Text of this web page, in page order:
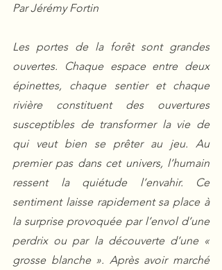
Par Jérémy Fortin
Les portes de la forêt sont grandes
ouvertes. Chaque espace entre deux
épinettes, chaque sentier et chaque
rivière constituent des ouvertures
susceptibles de transformer la vie de
qui veut bien se prêter au jeu. Au
premier pas dans cet univers, l’humain
ressent la quiétude l’envahir. Ce
sentiment laisse rapidement sa place à
la surprise provoquée par l’envol d’une
perdrix ou par la découverte d’une «
grosse blanche ». Après avoir marché